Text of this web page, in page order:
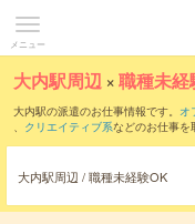
メニュー
大内駅周辺 ×職種未経
大内駅の派遣のお仕事情報です。 オ
、 クリエイティブ系などのお仕事を
大内駅周辺 / 職種未経験OK